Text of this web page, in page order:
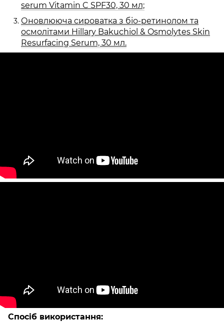
serum Vitamin C SPF30, 30 мл;
Оновлююча сироватка з біо-ретинолом та
осмолітами Hillary Bakuchiol & Osmolytes Skin
Resurfacing Serum, 30 мл.
Спосіб використання: